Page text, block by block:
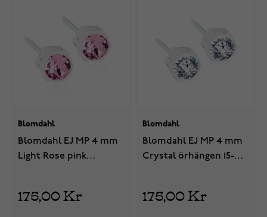
Blomdahl
Blomdahl EJ MP 4 mm
Light Rose pink
175,00 Kr
Blomdahl
Blomdahl EJ MP 4 mm
Crystal örhängen 15-
175,00 Kr